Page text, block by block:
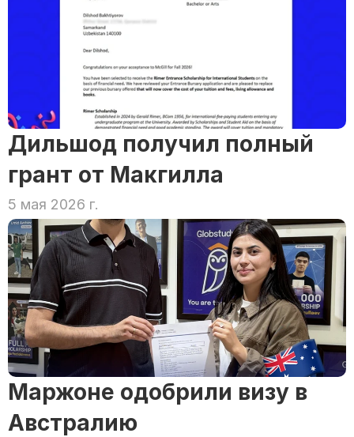
Дильшод получил полный
грант от Макгилла
5 мая 2026 г.
Маржоне одобрили визу в
Австралию